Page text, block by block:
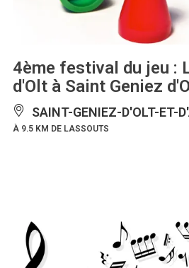
4ème festival du jeu :
d'Olt à Saint Geniez
SAINT-GENIEZ-D'OLT-ET-
À 9.5 KM DE LASSOUTS